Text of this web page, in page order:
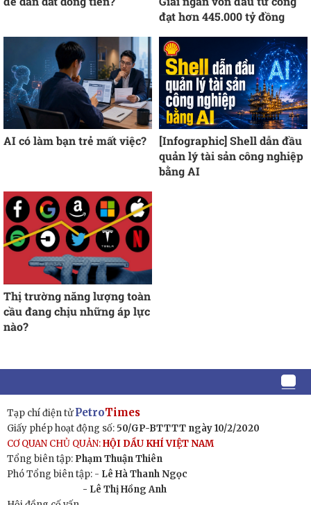
đạt hơn 445.000 tỷ đồng
AI có làm bạn trẻ mất việc?
[Infographic] Shell dẫn đầu
quản lý tài sản công nghiệp
bằng AI
Thị trường năng lượng toàn
cầu đang chịu những áp lực
nào?
Tạp chí điện tửPetroTimes
Giấy phép hoạt động số: 50/GP-BTTTT ngày 10/2/2020
CƠ QUAN CHỦ QUẢN:HỘI DẦU KHÍ VIỆT NAM
Tổng biên tập: Phạm Thuận Thiên
Phó Tổng biên tập: - Lê Hà Thanh Ngọc
- Lê Thị Hồng Anh